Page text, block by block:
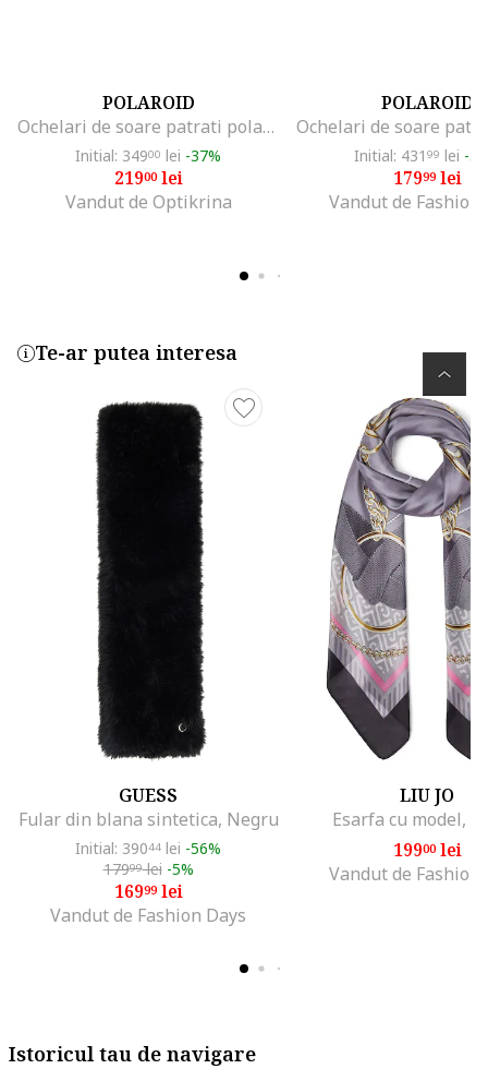
POLAROID
Ochelari de soare patrati polarizati, Negru/Maro
Initial: 34900 lei -37%
21900lei
Vandut de Optikrina
POLAROID
Initial: 431 99 lei -
17999lei
Vandut de Fashion
Te-ar putea interesa
GUESS
Fular din blana sintetica, Negru
Initial: 39044 lei -56%
17999lei -5%
16999lei
Vandut de Fashion Days
LIU JO
Esarfa cu model,
19900lei
Vandut de Fashion
Istoricul tau de navigare